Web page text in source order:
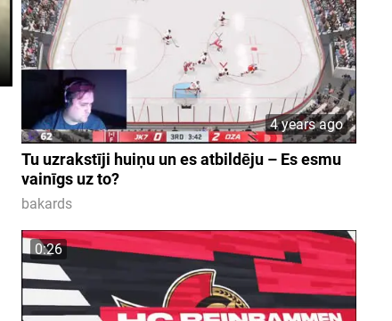
4 years ago
Tu uzrakstīji huiņu un es atbildēju – Es esmu
vainīgs uz to?
bakards
0:26